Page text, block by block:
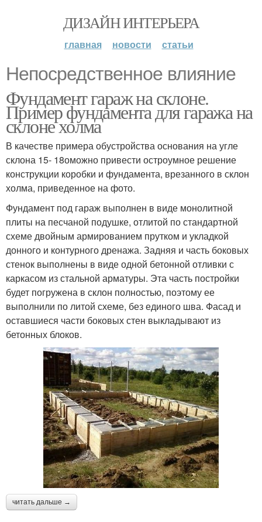
ДИЗАЙН ИНТЕРЬЕРА
главная новости статьи
Непосредственное влияние
Фундамент гараж на склоне.
Пример фундамента для гаража на
склоне холма
В качестве примера обустройства основания на угле
склона 15- 18оможно привести остроумное решение
конструкции коробки и фундамента, врезанного в склон
холма, приведенное на фото.
Фундамент под гараж выполнен в виде монолитной
плиты на песчаной подушке, отлитой по стандартной
схеме двойным армированием прутком и укладкой
донного и контурного дренажа. Задняя и часть боковых
стенок выполнены в виде одной бетонной отливки с
каркасом из стальной арматуры. Эта часть постройки
будет погружена в склон полностью, поэтому ее
выполнили по литой схеме, без единого шва. Фасад и
оставшиеся части боковых стен выкладывают из
бетонных блоков.
читать дальше →